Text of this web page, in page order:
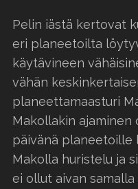
Pelin iästä kertovat
eri planeetoilta
käytävineen
vähän
planeettamaasturi
Makollakin ajaminen
päivänä planeetoille
Makolla huristelu ja
ei ollut aivan